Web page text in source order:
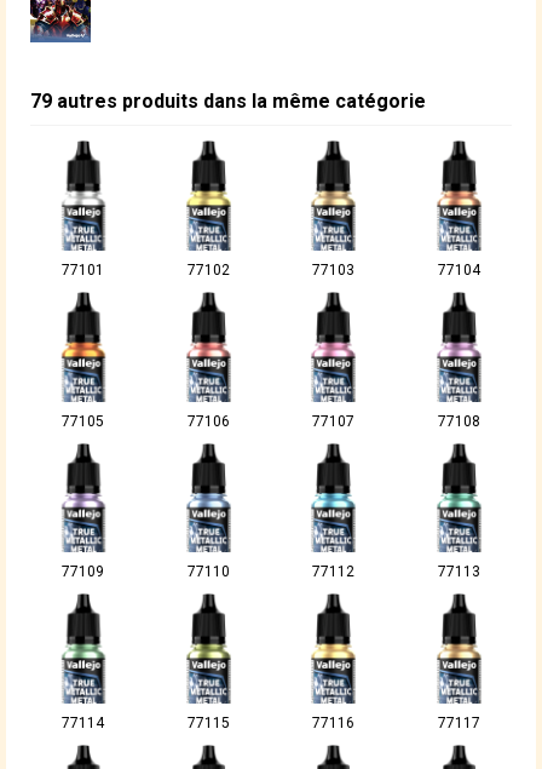
79 autres produits dans la même catégorie
77101 77102 77103 77104
77105 77106 77107 77108
77109 77110 77112 77113
77114 77115 77116 77117